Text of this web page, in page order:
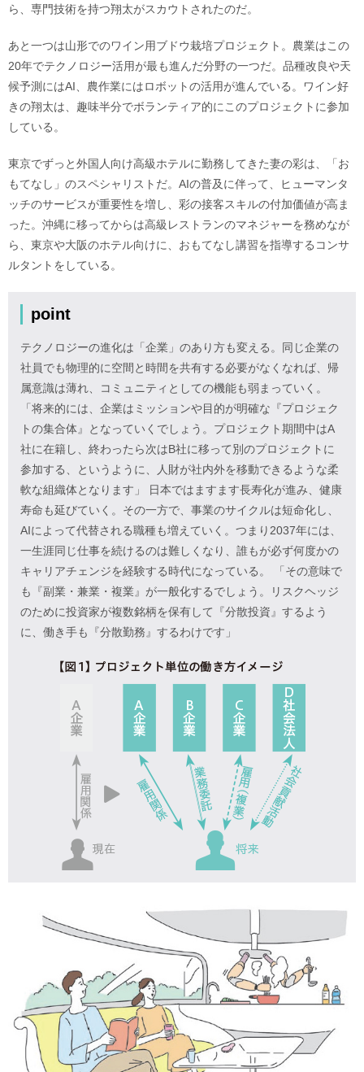
ら、専門技術を持つ翔太がスカウトされたのだ。
あと一つは山形でのワイン用ブドウ栽培プロジェクト。農業はこの
20年でテクノロジー活用が最も進んだ分野の一つだ。品種改良や天
候予測にはAI、農作業にはロボットの活用が進んでいる。ワイン好
きの翔太は、趣味半分でボランティア的にこのプロジェクトに参加
している。
東京でずっと外国人向け高級ホテルに勤務してきた妻の彩は、「お
もてなし」のスペシャリストだ。AIの普及に伴って、ヒューマンタ
ッチのサービスが重要性を増し、彩の接客スキルの付加価値が高ま
った。沖縄に移ってからは高級レストランのマネジャーを務めなが
ら、東京や大阪のホテル向けに、おもてなし講習を指導するコンサ
ルタントをしている。
point
テクノロジーの進化は「企業」のあり方も変える。同じ企業の
社員でも物理的に空間と時間を共有する必要がなくなれば、帰
属意識は薄れ、コミュニティとしての機能も弱まっていく。
「将来的には、企業はミッションや目的が明確な『プロジェク
トの集合体』となっていくでしょう。プロジェクト期間中はA
社に在籍し、終わったら次はB社に移って別のプロジェクトに
参加する、というように、人財が社内外を移動できるような柔
軟な組織体となります」 日本ではますます長寿化が進み、健康
寿命も延びていく。その一方で、事業のサイクルは短命化し、
AIによって代替される職種も増えていく。つまり2037年には、
一生涯同じ仕事を続けるのは難しくなり、誰もが必ず何度かの
キャリアチェンジを経験する時代になっている。 「その意味で
も『副業・兼業・複業』が一般化するでしょう。リスクヘッジ
のために投資家が複数銘柄を保有して『分散投資』するよう
に、働き手も『分散勤務』するわけです」